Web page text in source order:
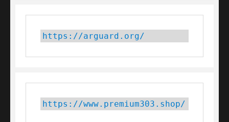
https://arguard.org/
https://www.premium303.shop/